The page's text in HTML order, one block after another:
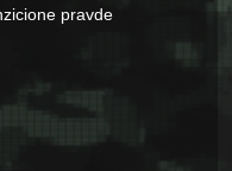
pravde